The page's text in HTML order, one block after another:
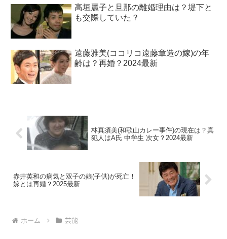
高垣麗子と旦那の離婚理由は？堤下と
も交際していた？
遠藤雅美(ココリコ遠藤章造の嫁)の年
齢は？再婚？2024最新
林真須美(和歌山カレー事件)の現在は？真
犯人はA氏 中学生 次女？2024最新
赤井英和の病気と双子の娘(子供)が死亡！
嫁とは再婚？2025最新
ホーム 芸能